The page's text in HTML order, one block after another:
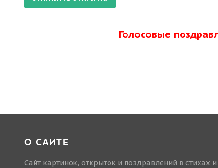
Голосовые
О САЙТЕ
Сайт картинок, открыток и поздравлений в стихах и